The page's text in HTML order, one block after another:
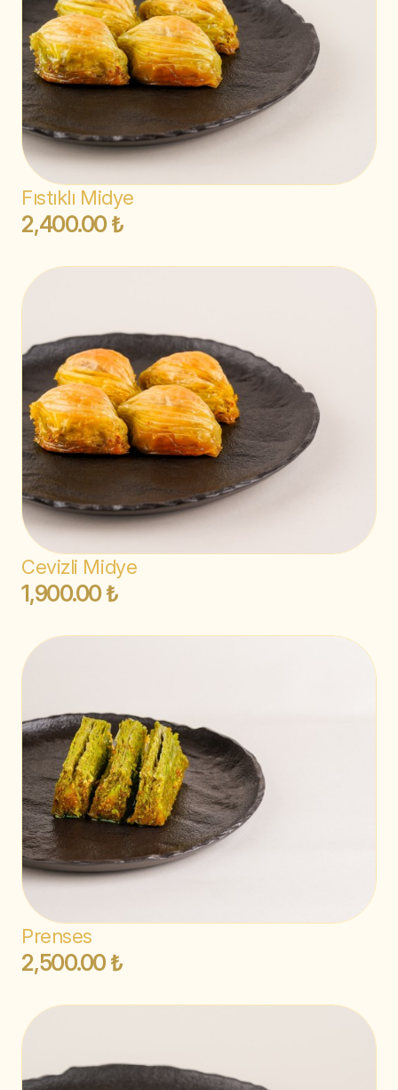
Fıstıklı Midye
2,400.00 ₺
Cevizli Midye
1,900.00 ₺
Prenses
2,500.00 ₺